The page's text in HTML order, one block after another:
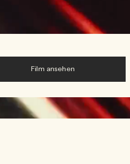
Film ansehen